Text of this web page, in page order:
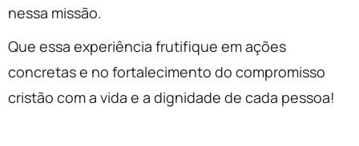
nessa missão.
Que essa experiência frutifique em ações
concretas e no fortalecimento do compromisso
cristão com a vida e a dignidade de cada pessoa!